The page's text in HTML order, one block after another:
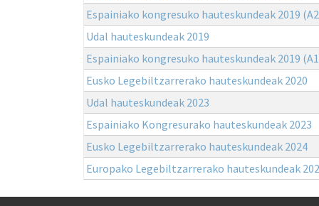
Espainiako kongresuko hauteskundeak 2019
Udal hauteskundeak 2019
Espainiako kongresuko hauteskundeak 2019
Eusko Legebiltzarrerako hauteskundeak 2020
Udal hauteskundeak 2023
Espainiako Kongresurako hauteskundeak 2023
Eusko Legebiltzarrerako hauteskundeak 2024
Europako Legebiltzarrerako hauteskundeak